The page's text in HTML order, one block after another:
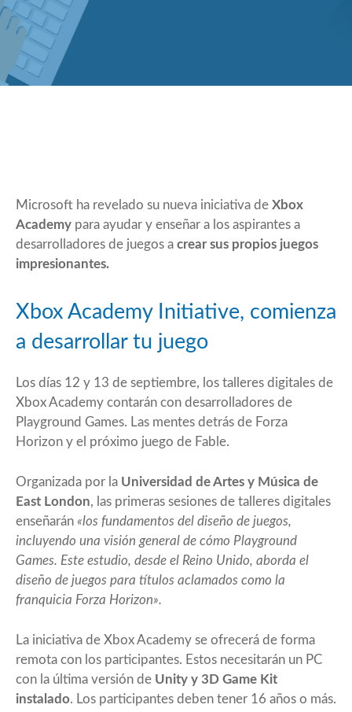
Microsoft ha revelado su nueva iniciativa de Xbox
Academy para ayudar y enseñar a los aspirantes a
desarrolladores de juegos a crear sus propios juegos
impresionantes.
Xbox Academy Initiative, comienza
a desarrollar tu juego
Los días 12 y 13 de septiembre, los talleres digitales de
Xbox Academy contarán con desarrolladores de
Playground Games. Las mentes detrás de Forza
Horizon y el próximo juego de Fable.
Organizada por la Universidad de Artes y Música de
East London, las primeras sesiones de talleres digitales
enseñarán «los fundamentos del diseño de juegos,
incluyendo una visión general de cómo Playground
Games. Este estudio, desde el Reino Unido, aborda el
diseño de juegos para títulos aclamados como la
franquicia Forza Horizon».
La iniciativa de Xbox Academy se ofrecerá de forma
remota con los participantes. Estos necesitarán un PC
con la última versión de Unity y 3D Game Kit
instalado. Los participantes deben tener 16 años o más.